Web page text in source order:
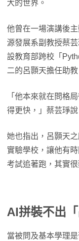
大的世界。
他曾在一場演講後
源發展系副教授蔡
設教育部跨校「
二的呂顥天擔任助教
「他本來就在問格
得更快，」蔡芸琤說
她也指出，呂顥天
實驗學校，讓他有
考試追著跑，其實很
AI拼裝不出「
當被問及基本學理